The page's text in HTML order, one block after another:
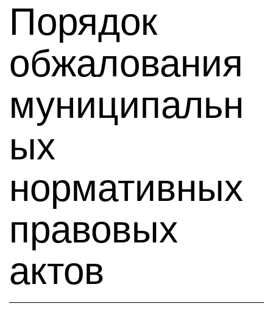
Порядок
обжалования
муниципальн
ых
нормативных
правовых
актов